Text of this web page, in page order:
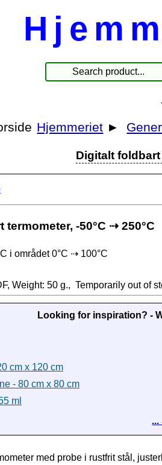
Hjemmeriet ►
Digitalt foldbart
termometer, -50°C ⇢ 250°C
i området 0°C ⇢ 100°C
Weight: 50 g., Temporarily out of
Looking for inspiration? -
cm x 120 cm
- 80 cm x 80 cm
ml
med probe i rustfrit stål,